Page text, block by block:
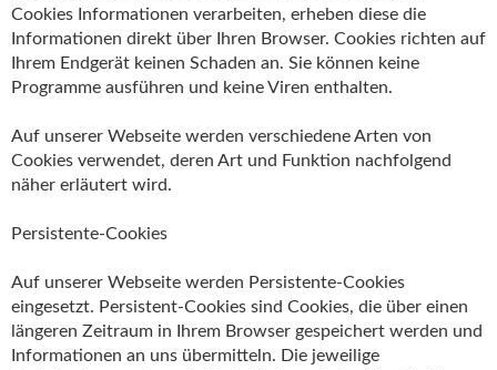
Cookies Informationen verarbeiten, erheben diese die
Informationen direkt über Ihren Browser. Cookies richten auf
Ihrem Endgerät keinen Schaden an. Sie können keine
Programme ausführen und keine Viren enthalten.
Auf unserer Webseite werden verschiedene Arten von
Cookies verwendet, deren Art und Funktion nachfolgend
näher erläutert wird.
Persistente-Cookies
Auf unserer Webseite werden Persistente-Cookies
eingesetzt. Persistent-Cookies sind Cookies, die über einen
längeren Zeitraum in Ihrem Browser gespeichert werden und
Informationen an uns übermitteln. Die jeweilige